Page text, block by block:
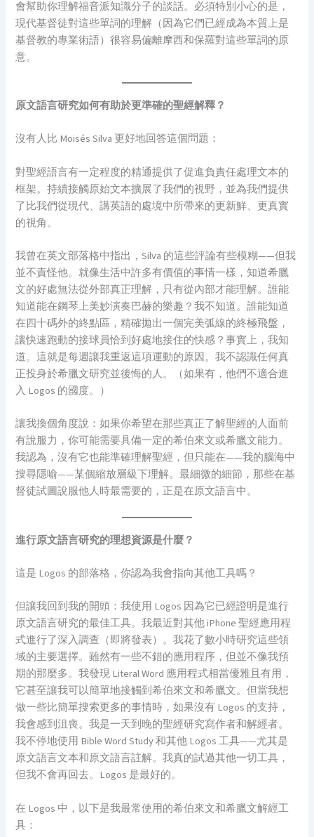
會幫助你理解福音派知識分子的談話。必須特別小心的是，
現代基督徒對這些單詞的理解（因為它們已經成為本質上是
基督教的專業術語）很容易偏離摩西和保羅對這些單詞的原
意。
原文語言研究如何有助於更準確的聖經解釋？
沒有人比 Moisés Silva 更好地回答這個問題：
對聖經語言有一定程度的精通提供了促進負責任處理文本的
框架。持續接觸原始文本擴展了我們的視野，並為我們提供
了比我們從現代、講英語的處境中所帶來的更新鮮、更真實
的視角。
我曾在英文部落格中指出，Silva 的這些評論有些模糊——但我
並不責怪他。就像生活中許多有價值的事情一樣，知道希臘
文的好處無法從外部真正理解，只有從內部才能理解。誰能
知道能在鋼琴上美妙演奏巴赫的樂趣？我不知道。誰能知道
在四十碼外的終點區，精確拋出一個完美弧線的終極飛盤，
讓快速跑動的接球員恰到好處地接住的快感？事實上，我知
道。這就是每週讓我重返這項運動的原因。我不認識任何真
正投身於希臘文研究並後悔的人。（如果有，他們不適合進
入 Logos 的國度。）
讓我換個角度說：如果你希望在那些真正了解聖經的人面前
有說服力，你可能需要具備一定的希伯來文或希臘文能力。
我認為，沒有它也能準確理解聖經，但只能在——我的腦海中
搜尋隱喻——某個縮放層級下理解。最細微的細節，那些在基
督徒試圖說服他人時最需要的，正是在原文語言中。
進行原文語言研究的理想資源是什麼？
這是 Logos 的部落格，你認為我會指向其他工具嗎？
但讓我回到我的開頭：我使用 Logos 因為它已經證明是進行
原文語言研究的最佳工具。我最近對其他 iPhone 聖經應用程
式進行了深入調查（即將發表）。我花了數小時研究這些領
域的主要選擇。雖然有一些不錯的應用程序，但並不像我預
期的那麼多。我發現 Literal Word 應用程式相當優雅且有用，
它甚至讓我可以簡單地接觸到希伯來文和希臘文。但當我想
做一些比簡單搜索更多的事情時，如果沒有 Logos 的支持，
我會感到沮喪。我是一天到晚的聖經研究寫作者和解經者。
我不停地使用 Bible Word Study 和其他 Logos 工具——尤其是
原文語言文本和原文語言註解。我真的試過其他一切工具，
但我不會再回去。Logos 是最好的。
在 Logos 中，以下是我最常使用的希伯來文和希臘文解經工
具：